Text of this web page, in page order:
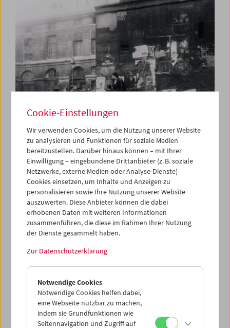
Buchpräsentation und Filme: "Guy Debord –
Das filmische Gesamtwerk"
Cookie-Einstellungen
Wir verwenden Cookies, um die Nutzung unserer Website
zu analysieren und Funktionen für soziale Medien
bereitzustellen. Darüber hinaus können – mit Ihrer
Einwilligung – eingebundene Drittanbieter (z. B. soziale
Netzwerke, externe Medien oder Analyse-Dienste)
Cookies einsetzen, um Inhalte und Anzeigen zu
personalisieren sowie Ihre Nutzung unserer Website
auszuwerten. Diese Anbieter können die dabei
erhobenen Daten mit weiteren Informationen
zusammenführen, die diese im Rahmen Ihrer Nutzung
der Dienste gesammelt haben.
Zur Datenschutzerklärung
Notwendige Cookies
Notwendige Cookies helfen dabei,
eine Webseite nutzbar zu machen,
indem sie Grundfunktionen wie
Seitennavigation und Zugriff auf